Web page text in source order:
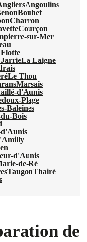
Angoulins
Bouhet
Charron
Courçon
sur-Mer
La Laigne
Le Thou
Marsais
d'Aunis
Plage
Baleines
Bois
d'Aunis
de-Ré
TaugonThairé
de